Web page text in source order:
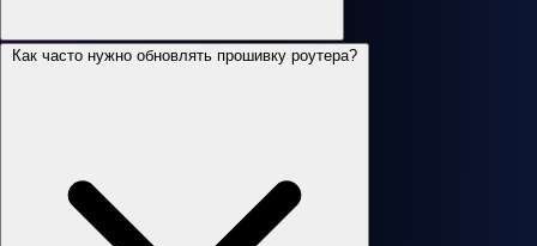
Как часто нужно обновлять прошивку роутера?